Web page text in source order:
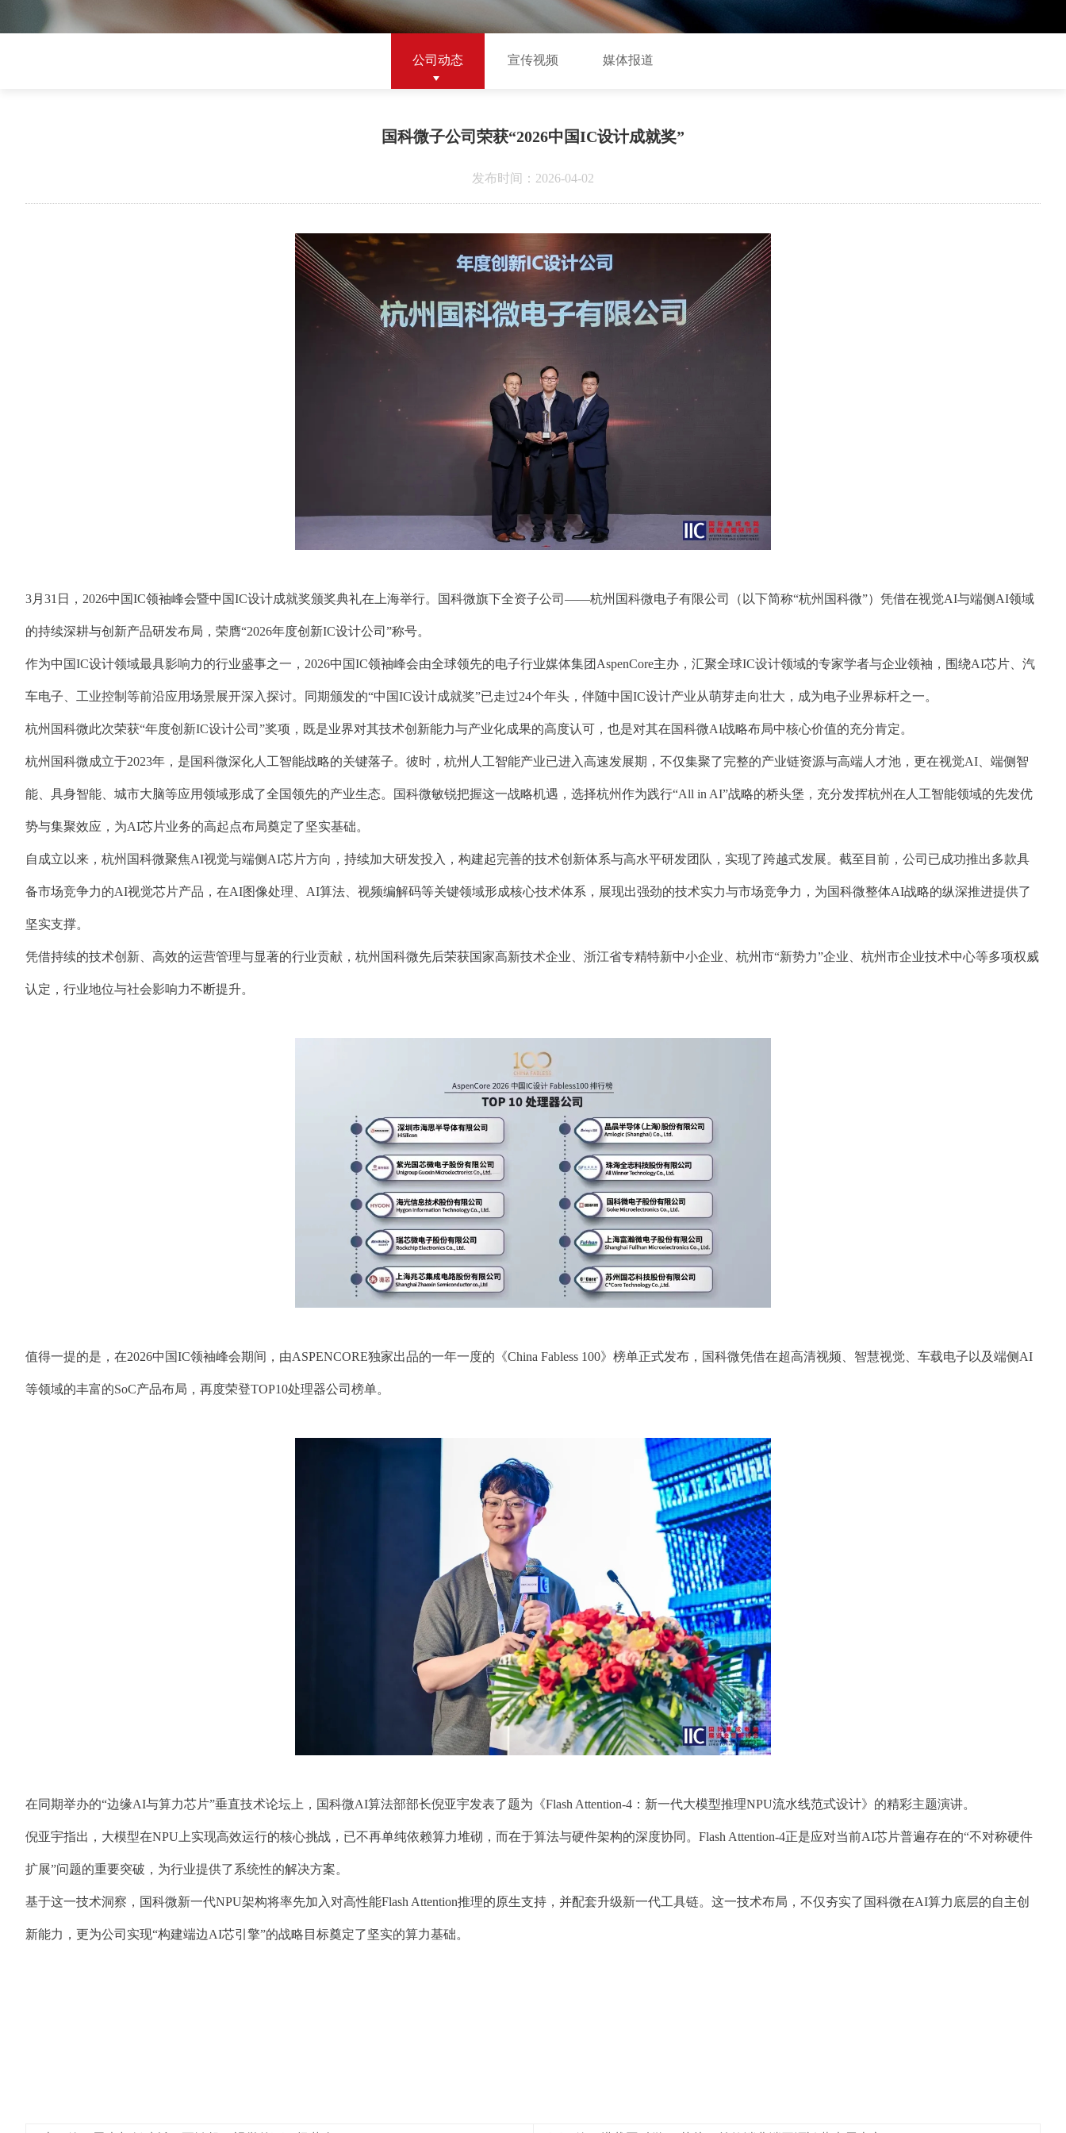
公司动态 宣传视频 媒体报道
国科微子公司荣获“2026中国IC设计成就奖”
发布时间：2026-04-02
3月31日，2026中国IC领袖峰会暨中国IC设计成就奖颁奖典礼在上海举行。国科微旗下全资子公司——杭州国科微电子有限公司（以下简称“杭州国科微”）凭借在视觉AI与端侧AI领域
的持续深耕与创新产品研发布局，荣膺“2026年度创新IC设计公司”称号。
作为中国IC设计领域最具影响力的行业盛事之一，2026中国IC领袖峰会由全球领先的电子行业媒体集团AspenCore主办，汇聚全球IC设计领域的专家学者与企业领袖，围绕AI芯片、汽
车电子、工业控制等前沿应用场景展开深入探讨。同期颁发的“中国IC设计成就奖”已走过24个年头，伴随中国IC设计产业从萌芽走向壮大，成为电子业界标杆之一。
杭州国科微此次荣获“年度创新IC设计公司”奖项，既是业界对其技术创新能力与产业化成果的高度认可，也是对其在国科微AI战略布局中核心价值的充分肯定。
杭州国科微成立于2023年，是国科微深化人工智能战略的关键落子。彼时，杭州人工智能产业已进入高速发展期，不仅集聚了完整的产业链资源与高端人才池，更在视觉AI、端侧智
能、具身智能、城市大脑等应用领域形成了全国领先的产业生态。国科微敏锐把握这一战略机遇，选择杭州作为践行“All in AI”战略的桥头堡，充分发挥杭州在人工智能领域的先发优
势与集聚效应，为AI芯片业务的高起点布局奠定了坚实基础。
自成立以来，杭州国科微聚焦AI视觉与端侧AI芯片方向，持续加大研发投入，构建起完善的技术创新体系与高水平研发团队，实现了跨越式发展。截至目前，公司已成功推出多款具
备市场竞争力的AI视觉芯片产品，在AI图像处理、AI算法、视频编解码等关键领域形成核心技术体系，展现出强劲的技术实力与市场竞争力， 为国科微整体AI战略的纵深推进提供了
坚实支撑。
凭借持续的技术创新、高效的运营管理与显著的行业贡献，杭州国科微先后荣获国家高新技术企业、浙江省专精特新中小企业、杭州市“新势力”企业、杭州市企业技术中心等多项权威
认定，行业地位与社会影响力不断提升。
值得一提的是，在2026中国IC领袖峰会期间，由ASPENCORE独家出品的一年一度的《China Fabless 100》榜单正式发布，国科微凭借在超高清视频、智慧视觉、车载电子以及端侧AI
等领域的丰富的SoC产品布局，再度荣登TOP10处理器公司榜单。
在同期举办的“边缘AI与算力芯片”垂直技术论坛上，国科微AI算法部部长倪亚宇发表了题为《Flash Attention-4：新一代大模型推理NPU流水线范式设计》的精彩主题演讲。
倪亚宇指出，大模型在NPU上实现高效运行的核心挑战，已不再单纯依赖算力堆砌，而在于算法与硬件架构的深度协同。Flash Attention-4正是应对当前AI芯片普遍存在的“不对称硬件
扩展”问题的重要突破，为行业提供了系统性的解决方案。
基于这一技术洞察，国科微新一代NPU架构将率先加入对高性能Flash Attention推理的原生支持，并配套升级新一代工具链。这一技术布局，不仅夯实了国科微在AI算力底层的自主创
新能力，更为公司实现“构建端边AI芯引擎”的战略目标奠定了坚实的算力基础。